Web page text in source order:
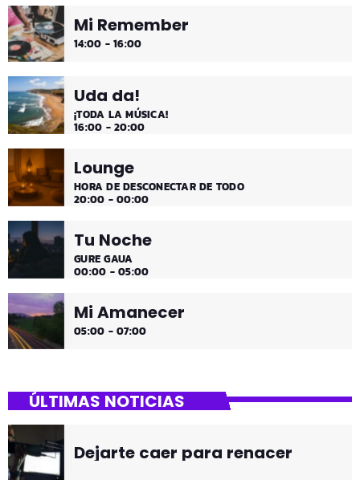
¡Música y más música los fines de semana!
Mi Remember
14:00 - 16:00
Uda da!
¡TODA LA MÚSICA!
16:00 - 20:00
Lounge
HORA DE DESCONECTAR DE TODO
20:00 - 00:00
Tu Noche
GURE GAUA
00:00 - 05:00
Mi Amanecer
05:00 - 07:00
ÚLTIMAS NOTICIAS
Dejarte caer para renacer